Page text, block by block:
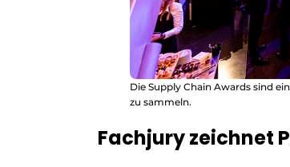
Die Supply Chain Awards sind
zu sammeln.
Fachjury zeichnet